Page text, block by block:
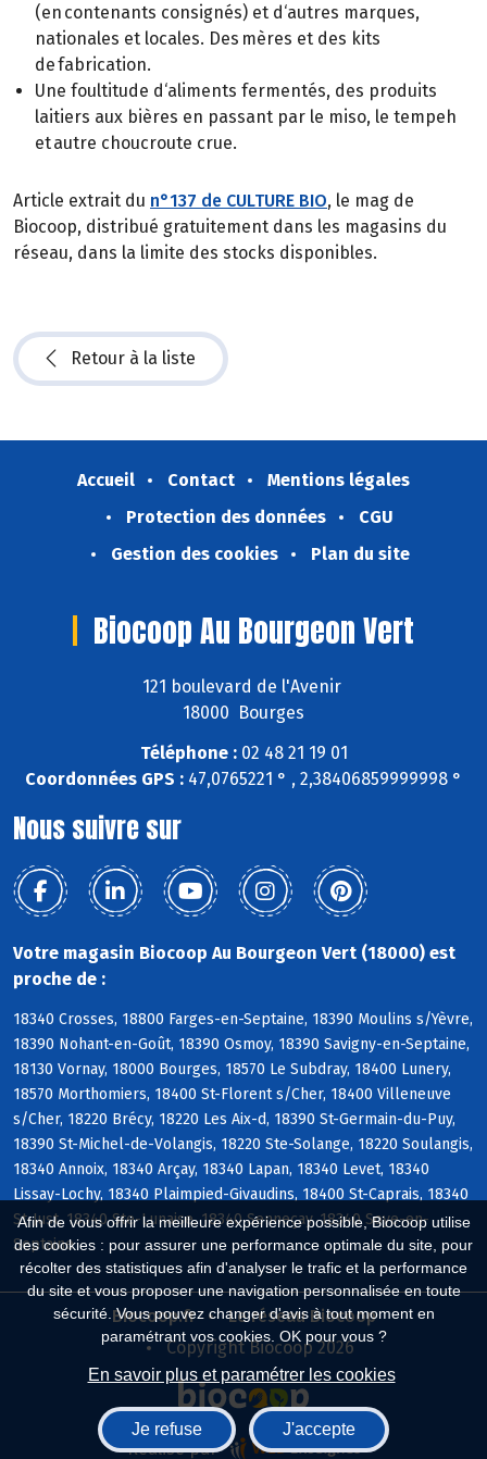
Afin de vous offrir la meilleure expérience possible, Biocoop utilise
des cookies : pour assurer une performance optimale du site, pour
récolter des statistiques afin d'analyser le trafic et la performance
du site et vous proposer une navigation personnalisée en toute
sécurité. Vous pouvez changer d'avis à tout moment en
paramétrant vos cookies. OK pour vous ?
En savoir plus et paramétrer les cookies
Je refuse J'accepte
(en contenants consignés) et d‘autres marques,
nationales et locales. Des mères et des kits
de fabrication.
Une foultitude d‘aliments fermentés, des produits
laitiers aux bières en passant par le miso, le tempeh
et autre choucroute crue.
Article extrait du n°137 de CULTURE BIO, le mag de
Biocoop, distribué gratuitement dans les magasins du
réseau, dans la limite des stocks disponibles.
Retour à la liste
Accueil Contact
Mentions légales
Protection des données
CGU
Gestion des cookies
Plan du site
Biocoop Au Bourgeon Vert
121 boulevard de l'Avenir
18000 Bourges
Téléphone :02 48 21 19 01
Coordonnées GPS : 47,0765221 ° , 2,38406859999998 °
Nous suivre sur
Votre magasin Biocoop Au Bourgeon Vert (18000) est
proche de :
18340 Crosses, 18800 Farges-en-Septaine, 18390 Moulins s/Yèvre,
18390 Nohant-en-Goût, 18390 Osmoy, 18390 Savigny-en-Septaine,
18130 Vornay, 18000 Bourges, 18570 Le Subdray, 18400 Lunery,
18570 Morthomiers, 18400 St-Florent s/Cher, 18400 Villeneuve
s/Cher, 18220 Brécy, 18220 Les Aix-d, 18390 St-Germain-du-Puy,
18390 St-Michel-de-Volangis, 18220 Ste-Solange, 18220 Soulangis,
18340 Annoix, 18340 Arçay, 18340 Lapan, 18340 Levet, 18340
Lissay-Lochy, 18340 Plaimpied-Givaudins, 18400 St-Caprais, 18340
St-Just, 18340 Ste-Lunaise, 18340 Senneçay, 18340 Soye-en-
Septaine
Biocoop.fr
Le réseau Biocoop
Copyright Biocoop 2026
Réalisé par